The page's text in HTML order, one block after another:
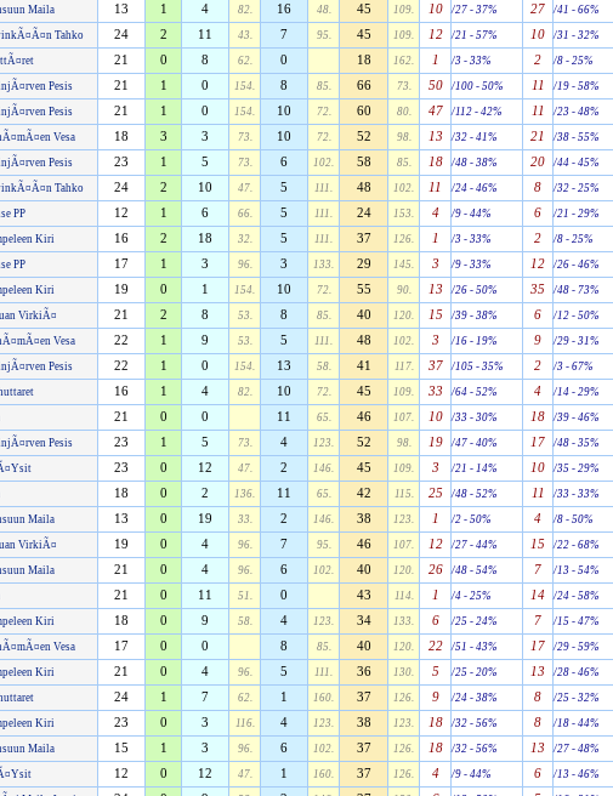
Maila 13 1 4 82. 16 48. 45 109. 10 /27 - 37% 27 /41 - 66%
Tahko 24 2 11 43. 7 95. 45 109. 12 /21 - 57% 10 /31 - 32%
21 0 8 62. 0 18 162. 1 /3 - 33% 2 /8 - 25%
Pesis 21 1 0 154. 8 85. 66 73. 50 /100 - 50% 11 /19 - 58%
Pesis 21 1 0 154. 10 72. 60 80. 47 /112 - 42% 11 /23 - 48%
Vesa 18 3 3 73. 10 72. 52 98. 13 /32 - 41% 21 /38 - 55%
Pesis 23 1 5 73. 6 102. 58 85. 18 /48 - 38% 20 /44 - 45%
Tahko 24 2 10 47. 5 111. 48 102. 11 /24 - 46% 8 /32 - 25%
PP 12 1 6 66. 5 111. 24 153. 4 /9 - 44% 6 /21 - 29%
Kiri 16 2 18 32. 5 111. 37 126. 1 /3 - 33% 2 /8 - 25%
PP 17 1 3 96. 3 133. 29 145. 3 /9 - 33% 12 /26 - 46%
Kiri 19 0 1 154. 10 72. 55 90. 13 /26 - 50% 35 /48 - 73%
VirkiÃ¤ 21 2 8 53. 8 85. 40 120. 15 /39 - 38% 6 /12 - 50%
Vesa 22 1 9 53. 5 111. 48 102. 3 /16 - 19% 9 /29 - 31%
Pesis 22 1 0 154. 13 58. 41 117. 37 /105 - 35% 2 /3 - 67%
16 1 4 82. 10 72. 45 109. 33 /64 - 52% 4 /14 - 29%
21 0 0 11 65. 46 107. 10 /33 - 30% 18 /39 - 46%
Pesis 23 1 5 73. 4 123. 52 98. 19 /47 - 40% 17 /48 - 35%
23 0 12 47. 2 146. 45 109. 3 /21 - 14% 10 /35 - 29%
18 0 2 136. 11 65. 42 115. 25 /48 - 52% 11 /33 - 33%
Maila 13 0 19 33. 2 146. 38 123. 1 /2 - 50% 4 /8 - 50%
VirkiÃ¤ 19 0 4 96. 7 95. 46 107. 12 /27 - 44% 15 /22 - 68%
Maila 21 0 4 96. 6 102. 40 120. 26 /48 - 54% 7 /13 - 54%
21 0 11 51. 0 43 114. 1 /4 - 25% 14 /24 - 58%
Kiri 18 0 9 58. 4 123. 34 133. 6 /25 - 24% 7 /15 - 47%
Vesa 17 0 0 8 85. 40 120. 22 /51 - 43% 17 /29 - 59%
Kiri 21 0 4 96. 5 111. 36 130. 5 /25 - 20% 13 /28 - 46%
24 1 7 62. 1 160. 37 126. 9 /24 - 38% 8 /25 - 32%
Kiri 23 0 3 116. 4 123. 38 123. 18 /32 - 56% 8 /18 - 44%
Maila 15 1 3 96. 6 102. 37 126. 18 /32 - 56% 13 /27 - 48%
12 0 12 47. 1 160. 37 126. 4 /9 - 44% 6 /13 - 46%